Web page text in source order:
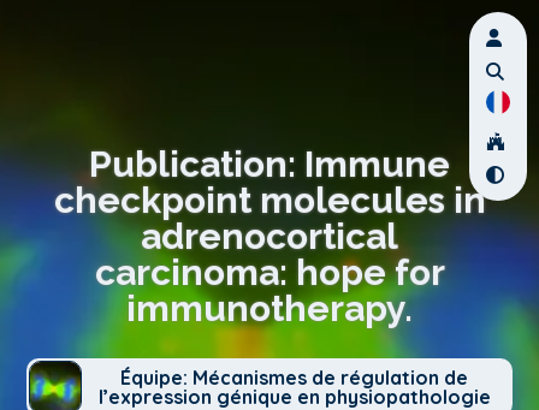
Publication: Immune
checkpoint molecules in
adrenocortical
carcinoma: hope for
immunotherapy.
Équipe: Mécanismes de régulation de
l’expression génique en physiopathologie